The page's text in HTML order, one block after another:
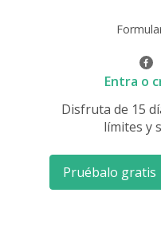
Entra o
Disfruta de 15
límites y
Pruébalo gratis